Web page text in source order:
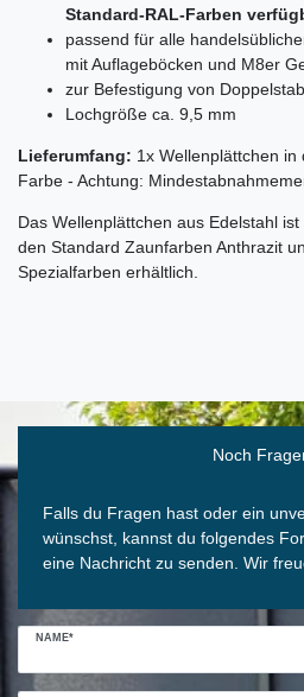
Standard-RAL-Farben
passend für alle
mit Auflageböcken und M8er
zur Befestigung von
Lochgröße ca. 9,5 mm
Lieferumfang: 1x Wellenplättchen in
Farbe - Achtung:
Das Wellenplättchen aus Edelstahl
den Standard Zaunfarben Anthrazit
Spezialfarben erhältlich.
Noch
Falls du Fragen hast oder ein
wünschst, kannst du folgendes
eine Nachricht zu senden. Wir
NAME*